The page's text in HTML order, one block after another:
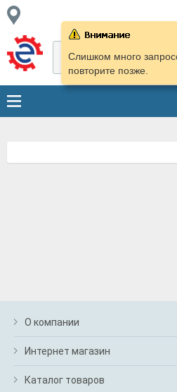
Слишком много
повторите позже.
О компании
Интернет магазин
Каталог товаров